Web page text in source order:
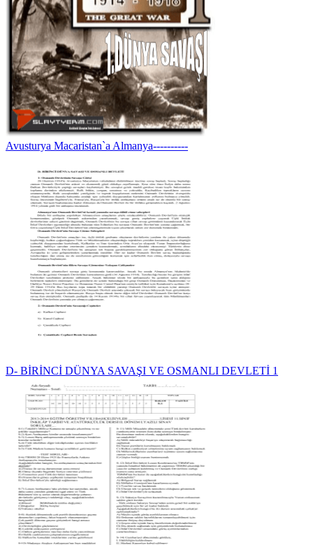
Avusturya Macaristan`a Almanya----------
D- BİRİNCİ DÜNYA SAVAŞI VE OSMANLI DEVLETİ 1